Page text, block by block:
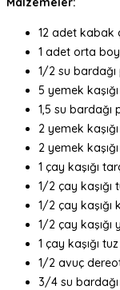
12 adet kabak
1 adet orta
1/2 su bardağı
5 yemek kaşığı
1,5 su bardağı
2 yemek kaşığı
2 yemek
1 çay kaşığı
1/2 çay kaşığı
1/2 çay kaşığı
1/2 çay kaşığı
1 çay kaşığı tuz
1/2 avuç
3/4 su bardağı